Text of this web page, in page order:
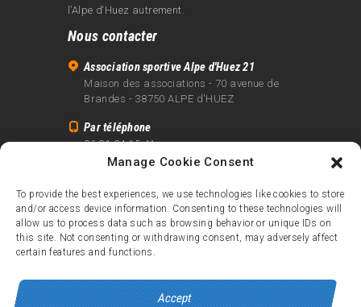
Manage Cookie Consent
To provide the best experiences, we use technologies like cookies to store
and/or access device information. Consenting to these technologies will
allow us to process data such as browsing behavior or unique IDs on
this site. Not consenting or withdrawing consent, may adversely affect
certain features and functions.
Accept
l’Alpe d‘Huez autrement.
Nous contacter
Association sportive Alpe d'Huez 21
Maison des associations - 70 avenue de
Brandes - 38750 ALPE d'HUEZ
Par téléphone
06 81 24 15 41
info@alpe21.fr
Mentions légales
Contact
crédits